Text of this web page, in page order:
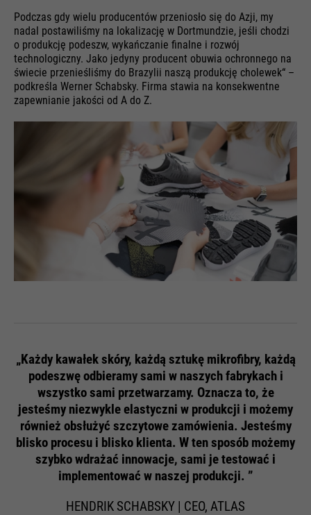
Podczas gdy wielu producentów przeniosło się do Azji, my
nadal postawiliśmy na lokalizację w Dortmundzie, jeśli chodzi
o produkcję podeszw, wykańczanie finalne i rozwój
technologiczny. Jako jedyny producent obuwia ochronnego na
świecie przenieśliśmy do Brazylii naszą produkcję cholewek“ –
podkreśla Werner Schabsky. Firma stawia na konsekwentne
zapewnianie jakości od A do Z.
„Każdy kawałek skóry, każdą sztukę mikrofibry, każdą
podeszwę odbieramy sami w naszych fabrykach i
wszystko sami przetwarzamy. Oznacza to, że
jesteśmy niezwykle elastyczni w produkcji i możemy
również obsłużyć szczytowe zamówienia. Jesteśmy
blisko procesu i blisko klienta. W ten sposób możemy
szybko wdrażać innowacje, sami je testować i
implementować w naszej produkcji. ”
HENDRIK SCHABSKY | CEO, ATLAS